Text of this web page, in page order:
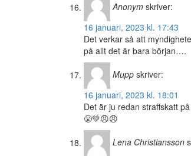
Anonym skriver:
16 januari, 2023 kl. 17:43
Det verkar så att
på allt det är bara början….
Mupp skriver:
16 januari, 2023 kl. 18:01
Det är ju redan straffskatt
😤💚😠😠
Lena Christiansson